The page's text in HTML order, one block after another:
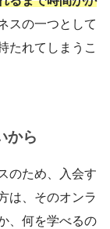
スの一つとして
たれてしまうこ
から
のため、入会す
は、そのオンラ
、何を学べるの